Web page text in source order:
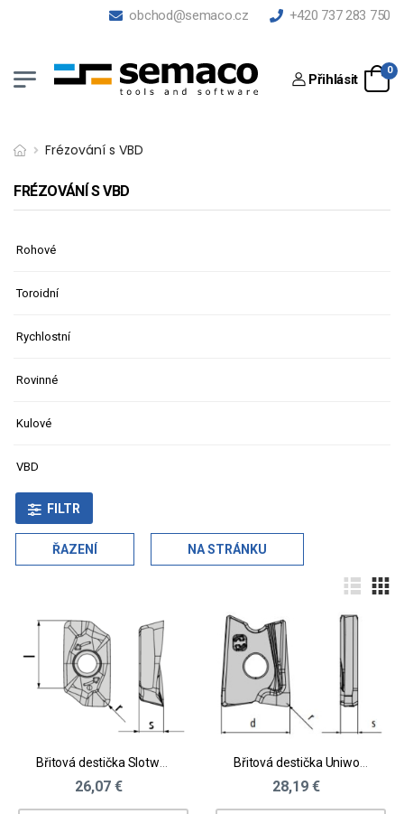
obchod@semaco.cz +420 737 283 750
Přihlásit
0
Frézování s VBD
FRÉZOVÁNÍ S VBD
Rohové
Toroidní
Rychlostní
Rovinné
Kulové
VBD
FILTR
ŘAZENÍ NA STRÁNKU
26,07 € 28,19 €